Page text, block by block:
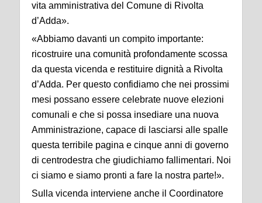
vita amministrativa del Comune di Rivolta
d’Adda».
«Abbiamo davanti un compito importante:
ricostruire una comunità profondamente scossa
da questa vicenda e restituire dignità a Rivolta
d’Adda. Per questo confidiamo che nei prossimi
mesi possano essere celebrate nuove elezioni
comunali e che si possa insediare una nuova
Amministrazione, capace di lasciarsi alle spalle
questa terribile pagina e cinque anni di governo
di centrodestra che giudichiamo fallimentari. Noi
ci siamo e siamo pronti a fare la nostra parte!».
Sulla vicenda interviene anche il Coordinatore